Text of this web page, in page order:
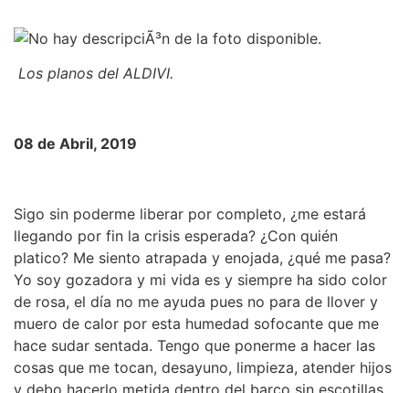
Los planos del ALDIVI.
08 de Abril, 2019
Sigo sin poderme liberar por completo, ¿me estará
llegando por fin la crisis esperada? ¿Con quién
platico? Me siento atrapada y enojada, ¿qué me pasa?
Yo soy gozadora y mi vida es y siempre ha sido color
de rosa, el día no me ayuda pues no para de llover y
muero de calor por esta humedad sofocante que me
hace sudar sentada. Tengo que ponerme a hacer las
cosas que me tocan, desayuno, limpieza, atender hijos